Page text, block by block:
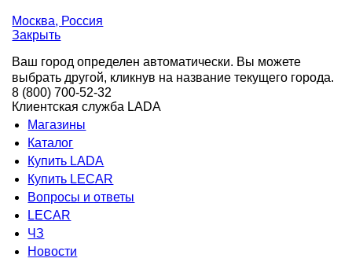
Москва, Россия
Закрыть
Ваш город определен автоматически. Вы можете
выбрать другой, кликнув на название текущего города.
8 (800) 700-52-32
Клиентская служба LADA
Магазины
Каталог
Купить LADA
Купить LECAR
Вопросы и ответы
LECAR
ЧЗ
Новости